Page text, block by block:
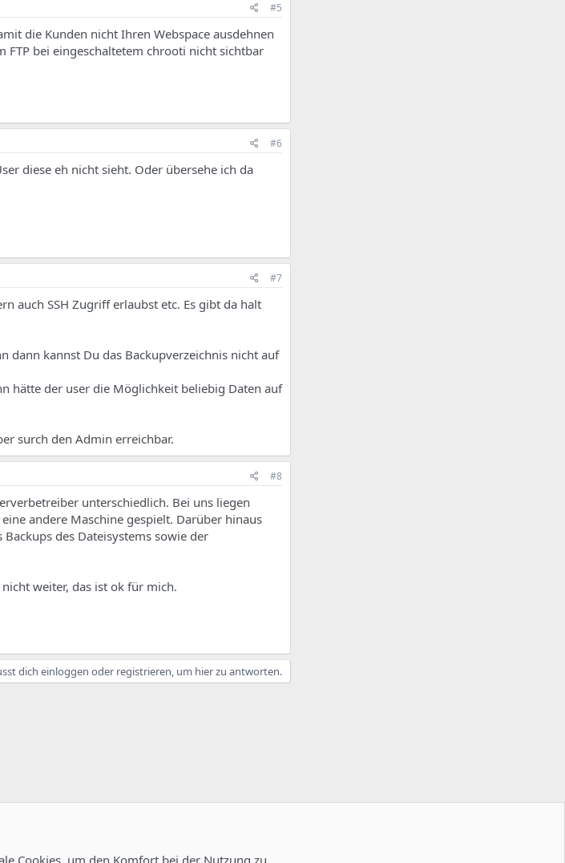
#5
die Kunden nicht Ihren Webspace ausdehnen
FTP bei eingeschaltetem chrooti nicht sichtbar
#6
diese eh nicht sieht. Oder übersehe ich da
#7
auch SSH Zugriff erlaubst etc. Es gibt da halt
dann kannst Du das Backupverzeichnis nicht auf
hätte der user die Möglichkeit beliebig Daten auf
surch den Admin erreichbar.
#8
unterschiedlich. Bei uns liegen
andere Maschine gespielt. Darüber hinaus
des Dateisystems sowie der
weiter, das ist ok für mich.
dich einloggen oder registrieren, um hier zu antworten.
Cookies, um den Komfort bei der Nutzung zu